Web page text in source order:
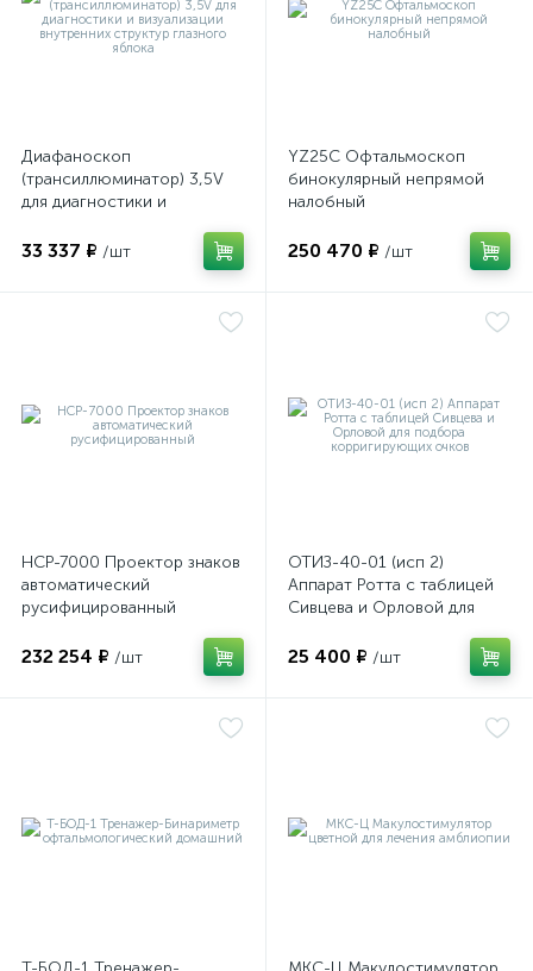
Диафаноскоп
(трансиллюминатор) 3,5V
для диагностики и
структур глазного яблока
33 337 ₽ /шт
YZ25C Офтальмоскоп
бинокулярный непрямой
налобный
250 470 ₽ /шт
НСР-7000 Проектор знаков
автоматический
русифицированный
232 254 ₽ /шт
ОТИЗ-40-01 (исп 2)
Аппарат Ротта с таблицей
Сивцева и Орловой для
очков
25 400 ₽ /шт